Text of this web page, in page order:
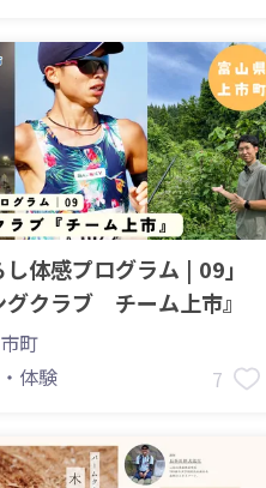
し体感プログラム | 09」
グクラブ チーム上市』
町
体験
7